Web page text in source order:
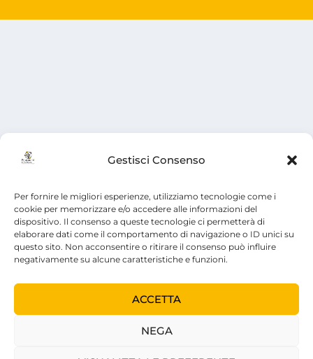
Gestisci Consenso
Per fornire le migliori esperienze, utilizziamo tecnologie come i
cookie per memorizzare e/o accedere alle informazioni del
dispositivo. Il consenso a queste tecnologie ci permetterà di
elaborare dati come il comportamento di navigazione o ID unici su
questo sito. Non acconsentire o ritirare il consenso può influire
negativamente su alcune caratteristiche e funzioni.
ACCETTA
NEGA